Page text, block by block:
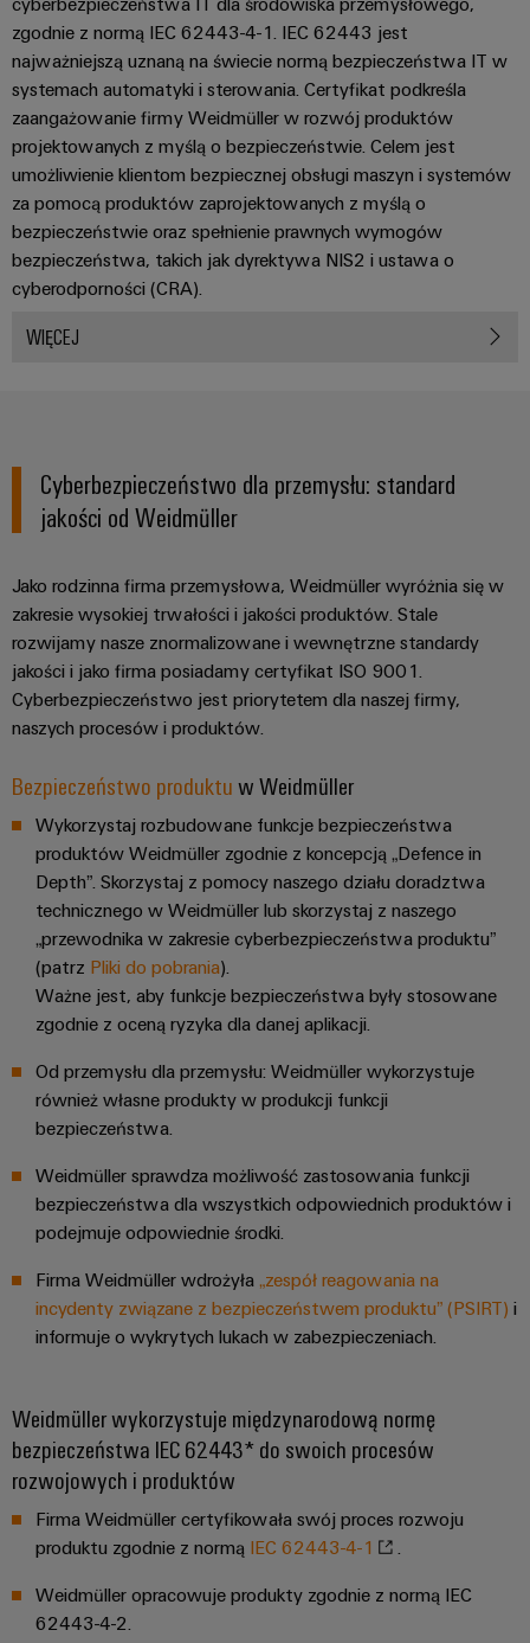
Stabilność
i
bezpieczeństwo
nowoczesnych
sieci
energetycznych
Tradycyjne
wytwarzanie
energii
Przyszłość
sprawdzonych
i
oczyszczanie
ścieków
dla
przemysłu
oczyszczania
wody
i
ścieków
Wodór
jako
kluczowa
technologia
transformacji
energetycznej
Oprogramowanie
Oznaczniki
Drukarki
przemysłowe
Oświetlenie
przemysłowe
Infrastruktura
montażu
Złożone
zaciskowe
Prefabrykowane
skrzynki
łączeniowe
konfekcjonowane
Innowacje
produktowe
Praktyczna
technika
połączeń
dla Twojego
sektora
przemysłu.
innowacje w
dziedzinie
przemysłowej
zgodnie z normą IEC 62443-4-1. IEC 62443 jest
najważniejszą uznaną na świecie normą bezpieczeństwa IT w
systemach automatyki i sterowania. Certyfikat podkreśla
zaangażowanie firmy Weidmüller w rozwój produktów
projektowanych z myślą o bezpieczeństwie. Celem jest
umożliwienie klientom bezpiecznej obsługi maszyn i systemów
za pomocą produktów zaprojektowanych z myślą o
bezpieczeństwie oraz spełnienie prawnych wymogów
bezpieczeństwa, takich jak dyrektywa NIS2 i ustawa o
cyberodporności (CRA).
WIĘCEJ
Cyberbezpieczeństwo dla przemysłu: standard
jakości od Weidmüller
Jako rodzinna firma przemysłowa, Weidmüller wyróżnia się w
zakresie wysokiej trwałości i jakości produktów. Stale
rozwijamy nasze znormalizowane i wewnętrzne standardy
jakości i jako firma posiadamy certyfikat ISO 9001.
Cyberbezpieczeństwo jest priorytetem dla naszej firmy,
naszych procesów i produktów.
Bezpieczeństwo produktuw Weidmüller
Wykorzystaj rozbudowane funkcje bezpieczeństwa
produktów Weidmüller zgodnie z koncepcją „Defence in
Depth”. Skorzystaj z pomocy naszego działu doradztwa
technicznego w Weidmüller lub skorzystaj z naszego
„przewodnika w zakresie cyberbezpieczeństwa produktu”
(patrz Pliki do pobrania).
Ważne jest, aby funkcje bezpieczeństwa były stosowane
zgodnie z oceną ryzyka dla danej aplikacji.
Od przemysłu dla przemysłu: Weidmüller wykorzystuje
również własne produkty w produkcji funkcji
bezpieczeństwa.
Weidmüller sprawdza możliwość zastosowania funkcji
bezpieczeństwa dla wszystkich odpowiednich produktów i
podejmuje odpowiednie środki.
Firma Weidmüller wdrożyła „zespół reagowania na
incydenty związane z bezpieczeństwem produktu” (PSIRT) i
informuje o wykrytych lukach w zabezpieczeniach.
Weidmüller wykorzystuje międzynarodową normę
bezpieczeństwa IEC 62443* do swoich procesów
rozwojowych i produktów
Firma Weidmüller certyfikowała swój proces rozwoju
produktu zgodnie z normą IEC 62443-4-1
Weidmüller opracowuje produkty zgodnie z normą IEC
62443-4-2.